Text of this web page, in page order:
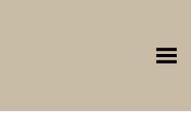
Toggle Menu